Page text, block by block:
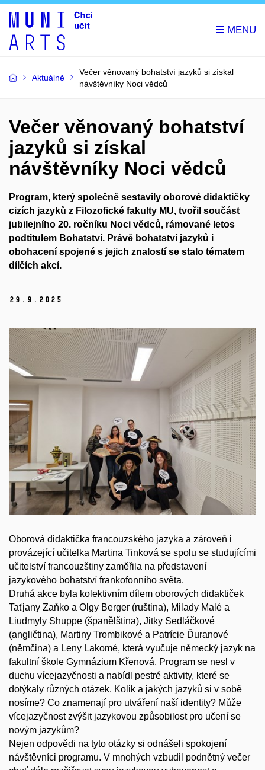
Aktuálně
Večer věnovaný bohatství jazyků si získal
návštěvníky Noci vědců
Večer věnovaný bohatství
jazyků si získal
návštěvníky Noci vědců
Program, který společně sestavily oborové didaktičky
cizích jazyků z Filozofické fakulty MU, tvořil součást
jubilejního 20. ročníku Noci vědců, rámované letos
podtitulem Bohatství. Právě bohatství jazyků i
obohacení spojené s jejich znalostí se stalo tématem
dílčích akcí.
29. 9. 2025
Oborová didaktička francouzského jazyka a zároveň i
provázející učitelka Martina Tinková se spolu se studujícími
učitelství francouzštiny zaměřila na představení
jazykového bohatství frankofonního světa.
Druhá akce byla kolektivním dílem oborových didaktiček
Taťjany Zaňko a Olgy Berger (ruština), Milady Malé a
Liudmyly Shuppe (španělština), Jitky Sedláčkové
(angličtina), Martiny Trombikové a Patrície Ďuranové
(němčina) a Leny Lakomé, která vyučuje německý jazyk na
fakultní škole Gymnázium Křenová. Program se nesl v
duchu vícejazyčnosti a nabídl pestré aktivity, které se
dotýkaly různých otázek. Kolik a jakých jazyků si v sobě
nosíme? Co znamenají pro utváření naší identity? Může
vícejazyčnost zvýšit jazykovou způsobilost pro učení se
novým jazykům?
Nejen odpovědi na tyto otázky si odnášeli spokojení
návštěvníci programu. V mnohých vzbudil podnětný večer